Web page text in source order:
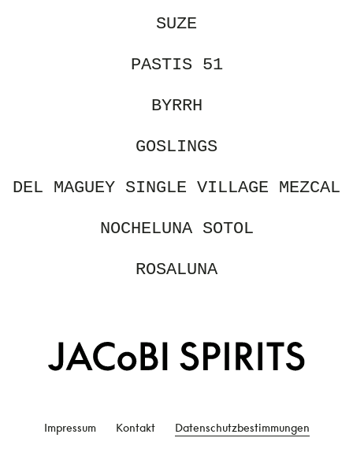
SUZE
PASTIS 51
BYRRH
GOSLINGS
DEL MAGUEY SINGLE VILLAGE MEZCAL
NOCHELUNA SOTOL
ROSALUNA
Impressum Kontakt Datenschutzbestimmungen